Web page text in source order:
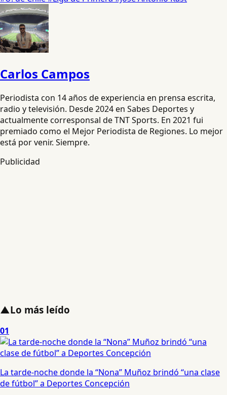
Carlos Campos
Periodista con 14 años de experiencia en prensa escrita,
radio y televisión. Desde 2024 en Sabes Deportes y
actualmente corresponsal de TNT Sports. En 2021 fui
premiado como el Mejor Periodista de Regiones. Lo mejor
está por venir. Siempre.
Publicidad
▲Lo más leído
01
La tarde-noche donde la “Nona” Muñoz brindó “una clase
de fútbol” a Deportes Concepción